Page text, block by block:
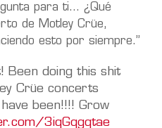
para ti… ¿Qué
de Motley Crüe,
esto por siempre.”
Been doing this shit
Crüe concerts
been!!!! Grow
3iqGqgqtae